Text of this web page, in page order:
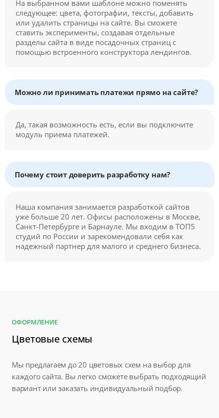
На выбранном вами шаблоне можно поменять
следующее: цвета, фотографии, тексты, добавить
или удалить страницы на сайте. Вы сможете
ставить эксперименты, создавая отдельные
разделы сайта в виде посадочных страниц с
помощью встроенного конструктора лендингов.
Можно ли принимать платежи прямо на сайте?
Да, такая возможность есть, если вы подключите
модуль приема платежей.
Почему стоит доверить разработку нам?
Наша компания занимается разработкой сайтов
уже больше 20 лет. Офисы расположены в Москве,
Санкт-Петербурге и Барнауле. Мы входим в ТОП5
студий по России и зарекомендовали себя как
надежный партнер для малого и среднего бизнеса.
ОФОРМЛЕНИЕ
Цветовые схемы
Мы предлагаем до 20 цветовых схем на выбор для
каждого сайта. Вы легко сможете выбрать подходящий
вариант или заказать индивидуальный подбор.